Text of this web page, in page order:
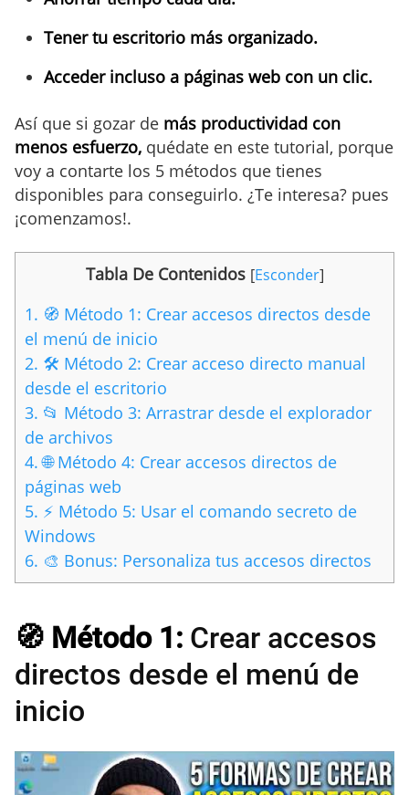
Tener tu escritorio más organizado.
Acceder incluso a páginas web con un clic.
Así que si gozar de más productividad con
menos esfuerzo, quédate en este tutorial, porque
voy a contarte los 5 métodos que tienes
disponibles para conseguirlo. ¿Te interesa? pues
¡comenzamos!.
Tabla De Contenidos [Esconder]
1. 🧭 Método 1: Crear accesos directos desde
el menú de inicio
2. 🛠️ Método 2: Crear acceso directo manual
desde el escritorio
3. 📂 Método 3: Arrastrar desde el explorador
de archivos
4.🌐 Método 4: Crear accesos directos de
páginas web
5. ⚡ Método 5: Usar el comando secreto de
Windows
6. 🎨 Bonus: Personaliza tus accesos directos
🧭 Método 1: Crear accesos
directos desde el menú de
inicio